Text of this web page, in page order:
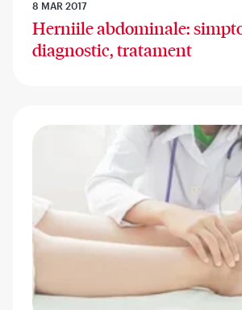
8 MAR 2017
Herniile abdominale:
diagnostic, tratament